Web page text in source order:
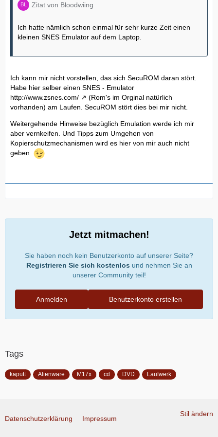
Zitat von Bloodwiing
Ich hatte nämlich schon einmal für sehr kurze Zeit einen
kleinen SNES Emulator auf dem Laptop.
Ich kann mir nicht vorstellen, das sich SecuROM daran stört.
Habe hier selber einen SNES - Emulator
http://www.zsnes.com/
(Rom's im Orginal natürlich
vorhanden) am Laufen. SecuROM stört dies bei mir nicht.
Weitergehende Hinweise bezüglich Emulation werde ich mir
aber vernkeifen. Und Tipps zum Umgehen von
Kopierschutzmechanismen wird es hier von mir auch nicht
geben.
Jetzt mitmachen!
Sie haben noch kein Benutzerkonto auf unserer Seite?
Registrieren Sie sich kostenlos und nehmen Sie an
unserer Community teil!
Benutzerkonto erstellen
Anmelden
Tags
kaputt Alienware M17x cd DVD Laufwerk
Stil ändern
Datenschutzerklärung Impressum